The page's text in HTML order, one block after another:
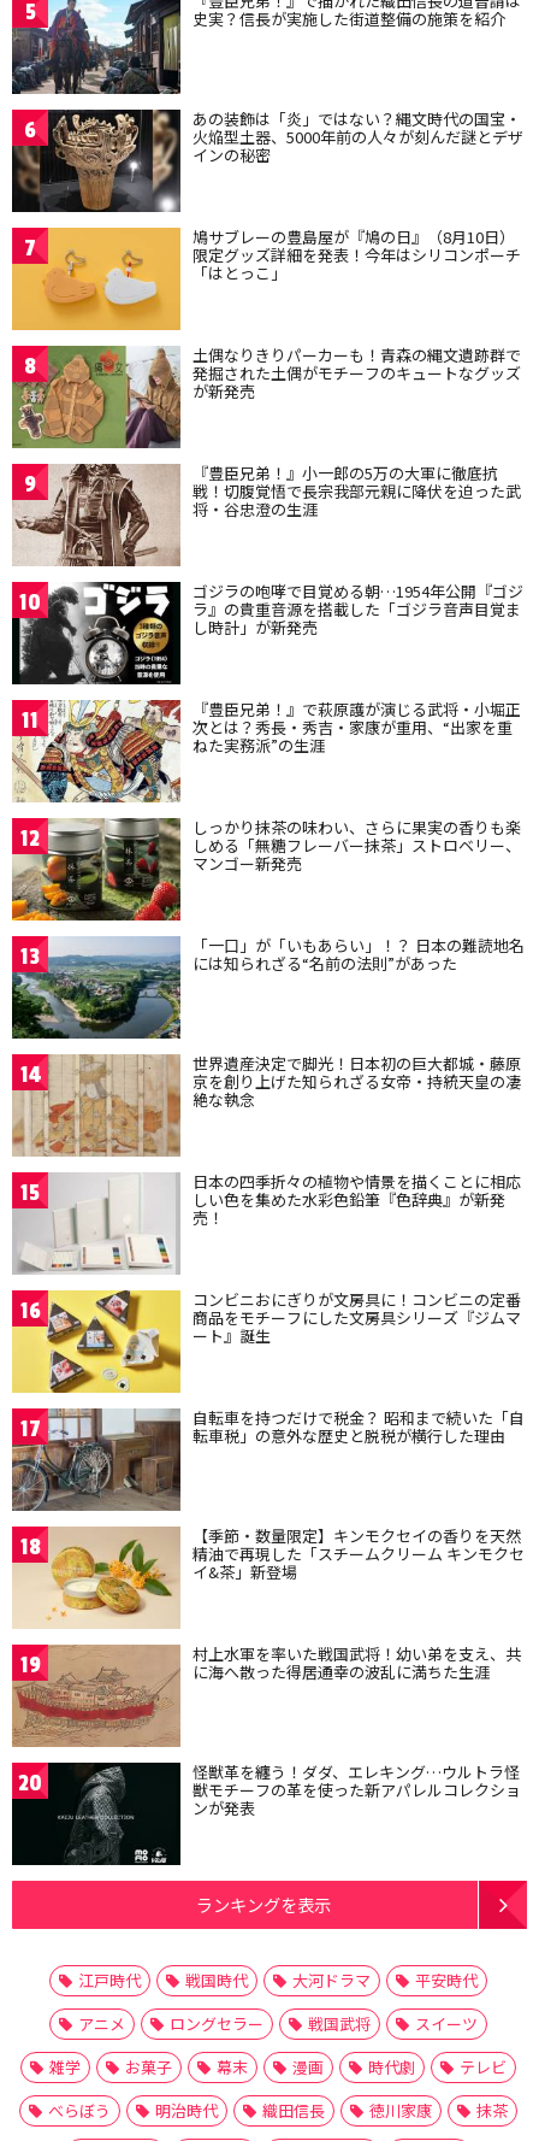
5 史実？信長が実施した街道整備の施策を紹介
6 あの装飾は「炎」ではない？縄文時代の国宝・
火焔型土器、5000年前の人々が刻んだ謎とデザ
インの秘密
7 鳩サブレーの豊島屋が『鳩の日』（8月10日）
限定グッズ詳細を発表！今年はシリコンポーチ
「はとっこ」
8 土偶なりきりパーカーも！青森の縄文遺跡群で
発掘された土偶がモチーフのキュートなグッズ
が新発売
9 『豊臣兄弟！』小一郎の5万の大軍に徹底抗
戦！切腹覚悟で長宗我部元親に降伏を迫った武
将・谷忠澄の生涯
10 ゴジラの咆哮で目覚める朝…1954年公開『ゴジ
ラ』の貴重音源を搭載した「ゴジラ音声目覚ま
し時計」が新発売
11 『豊臣兄弟！』で萩原護が演じる武将・小堀正
次とは？秀長・秀吉・家康が重用、“出家を重
ねた実務派”の生涯
12 しっかり抹茶の味わい、さらに果実の香りも楽
しめる「無糖フレーバー抹茶」ストロベリー、
マンゴー新発売
13 「一口」が「いもあらい」！？ 日本の難読地名
には知られざる“名前の法則”があった
14 世界遺産決定で脚光！日本初の巨大都城・藤原
京を創り上げた知られざる女帝・持統天皇の凄
絶な執念
15 日本の四季折々の植物や情景を描くことに相応
しい色を集めた水彩色鉛筆『色辞典』が新発
売！
16 コンビニおにぎりが文房具に！コンビニの定番
商品をモチーフにした文房具シリーズ『ジムマ
ート』誕生
17 自転車を持つだけで税金？ 昭和まで続いた「自
転車税」の意外な歴史と脱税が横行した理由
18 【季節・数量限定】キンモクセイの香りを天然
精油で再現した「スチームクリーム キンモクセ
イ&茶」新登場
19 村上水軍を率いた戦国武将！幼い弟を支え、共
に海へ散った得居通幸の波乱に満ちた生涯
20 怪獣革を纏う！ダダ、エレキング…ウルトラ怪
獣モチーフの革を使った新アパレルコレクショ
ンが発表
ランキングを表示
江戸時代 戦国時代 大河ドラマ
平安時代
アニメ
ロングセラー 戦国武将
スイーツ
雑学
お菓子 幕末 漫画 時代劇
テレビ
べらぼう
明治時代 織田信長 徳川家康
抹茶